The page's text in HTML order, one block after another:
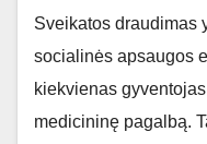
Sveikatos draudimas
socialinės apsaugos
kiekvienas
medicininę pagalbą.